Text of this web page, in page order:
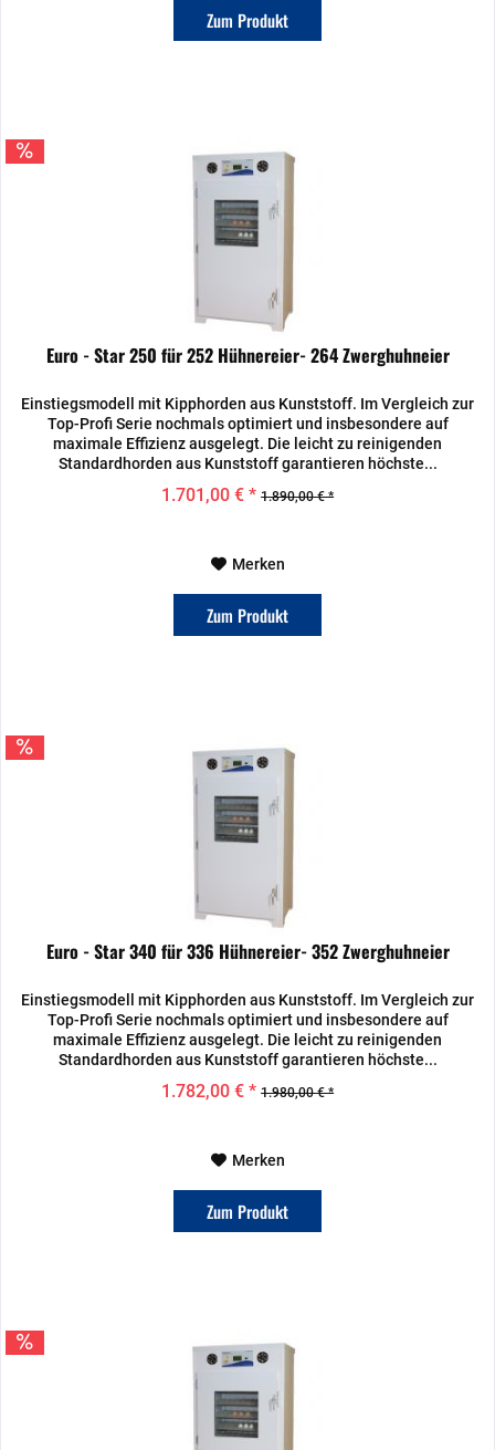
Zum Produkt
Euro - Star 250 für 252 Hühnereier- 264 Zwerghuhneier
Einstiegsmodell mit Kipphorden aus Kunststoff. Im Vergleich zur
Top-Profi Serie nochmals optimiert und insbesondere auf
maximale Effizienz ausgelegt. Die leicht zu reinigenden
Standardhorden aus Kunststoff garantieren höchste...
1.701,00 € * 1.890,00 € *
Merken
Zum Produkt
Euro - Star 340 für 336 Hühnereier- 352 Zwerghuhneier
Einstiegsmodell mit Kipphorden aus Kunststoff. Im Vergleich zur
Top-Profi Serie nochmals optimiert und insbesondere auf
maximale Effizienz ausgelegt. Die leicht zu reinigenden
Standardhorden aus Kunststoff garantieren höchste...
1.782,00 € * 1.980,00 € *
Merken
Zum Produkt